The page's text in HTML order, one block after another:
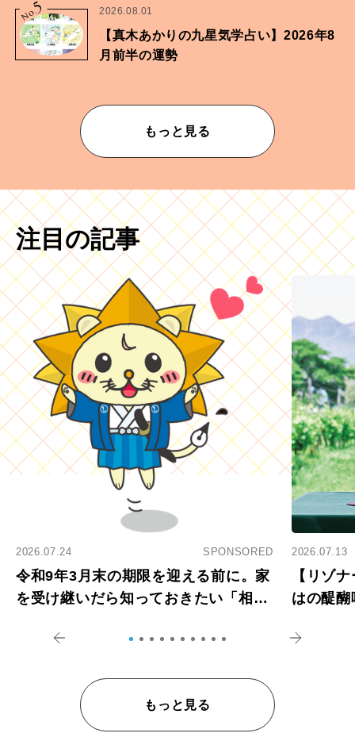
No.5 2026.08.01
【真木あかりの九星気学占い】2026年8
月前半の運勢
もっと見る
注目の記事
2026.07.24 SPONSORED
令和9年3月末の期限を迎える前に。家
を受け継いだら知っておきたい「相続
2026.07.13
【リゾ
はの醍
もっと見る